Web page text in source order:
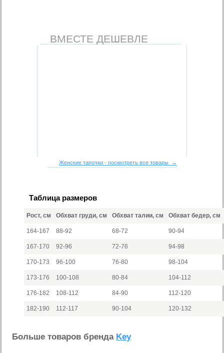
ВМЕСТЕ ДЕШЕВЛЕ
Женские тапочки - посмотреть все товары →
Таблица размеров
Рост, см Обхват груди, см Обхват талии, см Обхват бедер, см
164-167 88-92 68-72 90-94
167-170 92-96 72-76 94-98
170-173 96-100 76-80 98-104
173-176 100-108 80-84 104-112
176-182 108-112 84-90 112-120
182-190 112-117 90-104 120-132
Больше товаров бренда Key